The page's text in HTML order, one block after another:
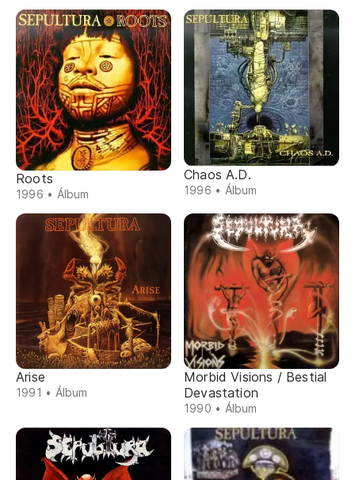
Roots
1996 • Álbum
Chaos A.D.
1996 • Álbum
Arise
1991 • Álbum
Morbid Visions / Bestial
Devastation
1990 • Álbum